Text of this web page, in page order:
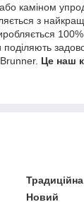
каміном
з
поділяють
Це наш
Новий